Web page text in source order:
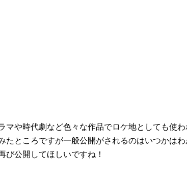
マや時代劇など色々な作品でロケ地としても使
たところですが一般公開がされるのはいつかは
び公開してほしいですね！